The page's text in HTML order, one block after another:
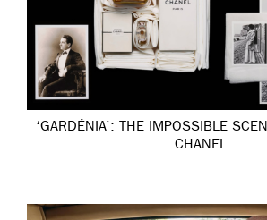
‘GARDÉNIA’: THE IMPOSSIBLE
CHANEL